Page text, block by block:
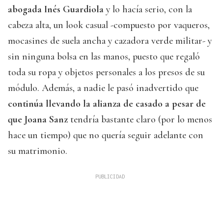
abogada Inés Guardiola y lo hacía serio, con la
cabeza alta, un look casual -compuesto por vaqueros,
mocasines de suela ancha y cazadora verde militar- y
sin ninguna bolsa en las manos, puesto que regaló
toda su ropa y objetos personales a los presos de su
módulo. Además, a nadie le pasó inadvertido que
continúa llevando la alianza de casado a pesar de
que Joana Sanz tendría bastante claro (por lo menos
hace un tiempo) que no quería seguir adelante con
su matrimonio.